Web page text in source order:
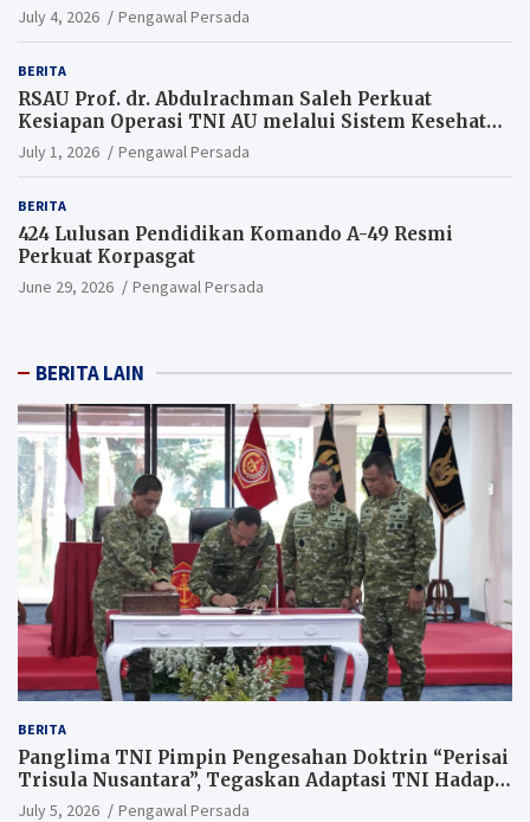
July 4, 2026 Pengawal Persada
BERITA
RSAU Prof. dr. Abdulrachman Saleh Perkuat
Kesiapan Operasi TNI AU melalui Sistem Kesehatan
Andal
July 1, 2026 Pengawal Persada
BERITA
424 Lulusan Pendidikan Komando A-49 Resmi
Perkuat Korpasgat
June 29, 2026 Pengawal Persada
BERITA LAIN
BERITA
Panglima TNI Pimpin Pengesahan Doktrin “Perisai
Trisula Nusantara”, Tegaskan Adaptasi TNI Hadapi
Perang Modern
July 5, 2026 Pengawal Persada